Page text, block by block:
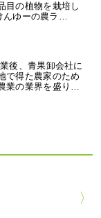
目の植物を栽培し
ゆーの農ラ…
後、青果卸会社に
で得た農家のため
業の業界を盛り…